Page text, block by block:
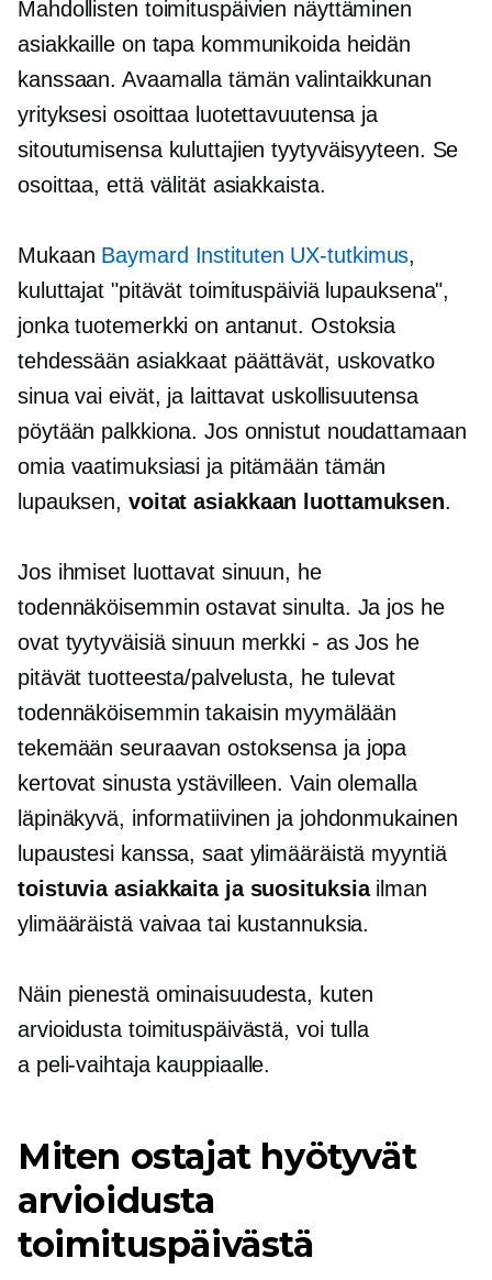
Mahdollisten toimituspäivien näyttäminen
asiakkaille on tapa kommunikoida heidän
kanssaan. Avaamalla tämän valintaikkunan
yrityksesi osoittaa luotettavuutensa ja
sitoutumisensa kuluttajien tyytyväisyyteen. Se
osoittaa, että välität asiakkaista.
Mukaan Baymard Instituten UX-tutkimus,
kuluttajat "pitävät toimituspäiviä lupauksena",
jonka tuotemerkki on antanut. Ostoksia
tehdessään asiakkaat päättävät, uskovatko
sinua vai eivät, ja laittavat uskollisuutensa
pöytään palkkiona. Jos onnistut noudattamaan
omia vaatimuksiasi ja pitämään tämän
lupauksen, voitat asiakkaan luottamuksen.
Jos ihmiset luottavat sinuun, he
todennäköisemmin ostavat sinulta. Ja jos he
ovat tyytyväisiä sinuun merkki - asJos he
pitävät tuotteesta/palvelusta, he tulevat
todennäköisemmin takaisin myymälään
tekemään seuraavan ostoksensa ja jopa
kertovat sinusta ystävilleen. Vain olemalla
läpinäkyvä, informatiivinen ja johdonmukainen
lupaustesi kanssa, saat ylimääräistä myyntiä
toistuvia asiakkaita ja suosituksiailman
ylimääräistä vaivaa tai kustannuksia.
Näin pienestä ominaisuudesta, kuten
arvioidusta toimituspäivästä, voi tulla
a peli-vaihtajakauppiaalle.
Miten ostajat hyötyvät
arvioidusta
toimituspäivästä